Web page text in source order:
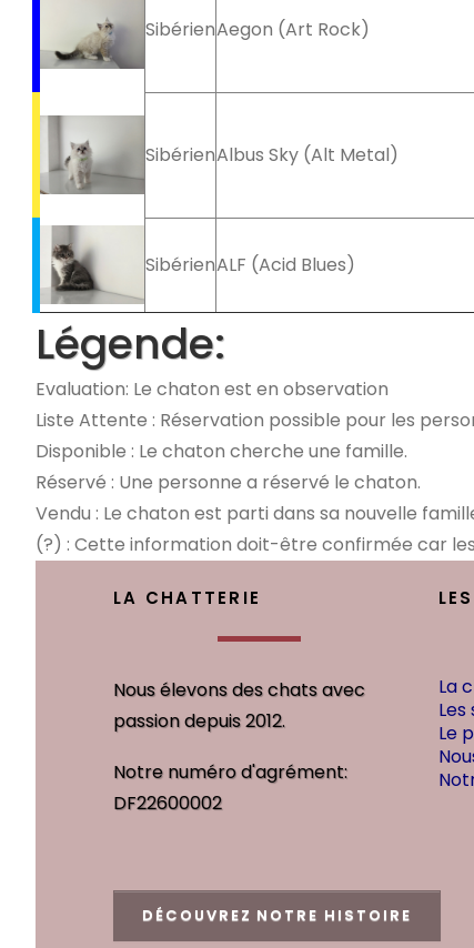
SibérienAegon (Art Rock)
SibérienAlbus Sky (Alt Metal)
SibérienALF (Acid Blues)
Légende:
Evaluation: Le chaton est en observation
Liste Attente : Réservation possible pour les
Disponible : Le chaton cherche une famille.
Réservé : Une personne a réservé le chaton.
Vendu : Le chaton est parti dans sa nouvelle
(?) : Cette information doit-être confirmée car
LA CHATTERIE
Nous élevons des chats avec
passion depuis 2012.
Notre numéro d'agrément:
DF22600002
DÉCOUVREZ NOTRE HISTOIRE
La
Les
Le